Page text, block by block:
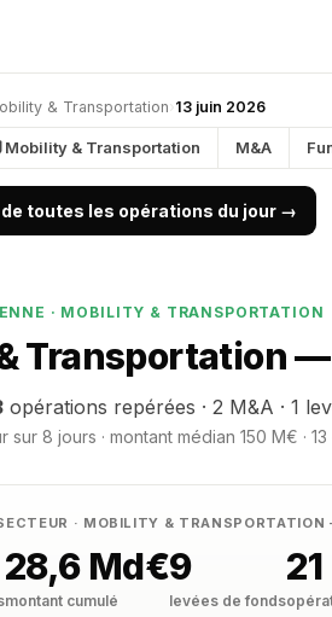
& Transportation› 13 juin 2026
& Transportation M&A
toutes les opérations du jour →
· MOBILITY & TRANSPORTATION
Transportation —
opérations repérées · 2 M&A · 1
8 jours · montant médian 150 M€ ·
· MOBILITY & TRANSPORTATION
28,6 Md€
montant cumulé
9
levées de fonds
21